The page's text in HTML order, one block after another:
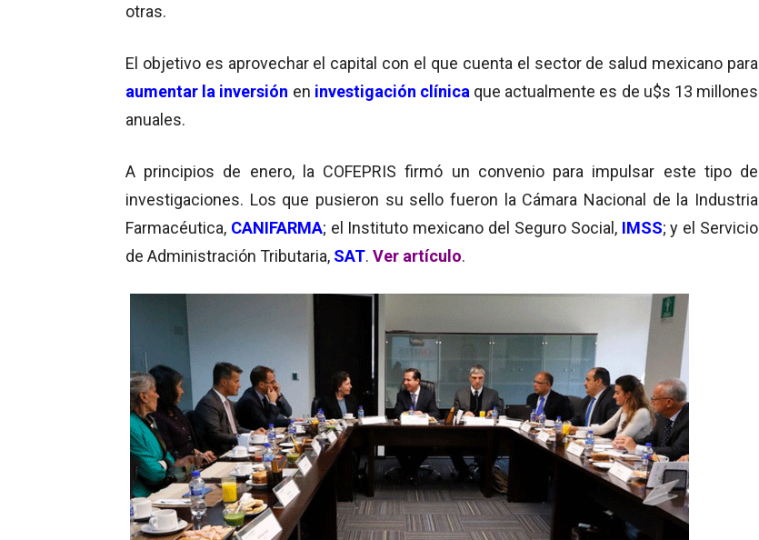
otras.
El objetivo es aprovechar el capital con el que cuenta el sector de salud mexicano para
aumentar la inversión en investigación clínica que actualmente es de u$s 13 millones
anuales.
A principios de enero, la COFEPRIS firmó un convenio para impulsar este tipo de
investigaciones. Los que pusieron su sello fueron la Cámara Nacional de la Industria
Farmacéutica, CANIFARMA; el Instituto mexicano del Seguro Social, IMSS; y el Servicio
de Administración Tributaria, SAT. Ver artículo.